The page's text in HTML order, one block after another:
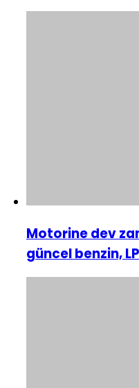
Motorine dev
güncel benzin,